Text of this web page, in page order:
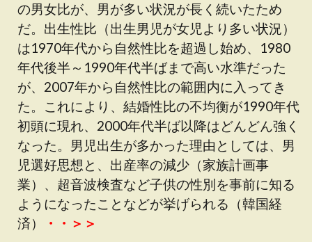
の男女比が、男が多い状況が長く続いたため
だ。出生性比（出生男児が女児より多い状況）
は1970年代から自然性比を超過し始め、1980
年代後半～1990年代半ばまで高い水準だった
が、2007年から自然性比の範囲内に入ってき
た。これにより、結婚性比の不均衡が1990年代
初頭に現れ、2000年代半ば以降はどんどん強く
なった。男児出生が多かった理由としては、男
児選好思想と、出産率の減少（家族計画事
業）、超音波検査など子供の性別を事前に知る
ようになったことなどが挙げられる（韓国経
済）
・・＞＞